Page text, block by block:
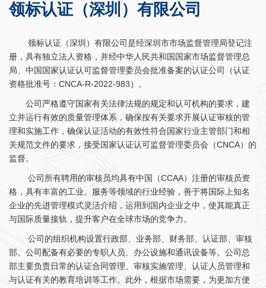
领标认证（深圳）有限公司
领标认证（深圳）有限公司是经深圳市市场监督管理局登记注
册，具有独立法人资格，并经中华人民共和国国家市场监督管理总
局、中国国家认证认可监督管理委员会批准备案的认证公司（认证
资格批准号：CNCA-R-2022-983）。
公司严格遵守国家有关法律法规的规定和认可机构的要求，建
立并运行有效的质量管理体系，确保按有关要求开展认证审核的管
理和实施工作，确保认证活动的有效性符合国家行业主管部门和相
关规范文件的要求，接受国家认证认可监督管理委员会（CNCA）的
监督。
公司所有聘用的审核员均具有中国（CCAA）注册的审核员资
格，具有丰富的工业、服务等领域的行业经验，善于将国际上知名
企业的先进管理模式灵活介绍，运用到国内企业之中，使其能真正
与国际质量接轨，提升客户在全球市场的竞争力。
公司的组织机构设置行政部、业务部、财务部、认证部、审核
部。公司配备有必要的专职人员、办公设施和通讯设备等。公司总
部主要负责日常的认证合同管理、审核实施管理、认证人员管理和
与认证有关的教育培训等工作。此外，根据市场需要，为更加方便